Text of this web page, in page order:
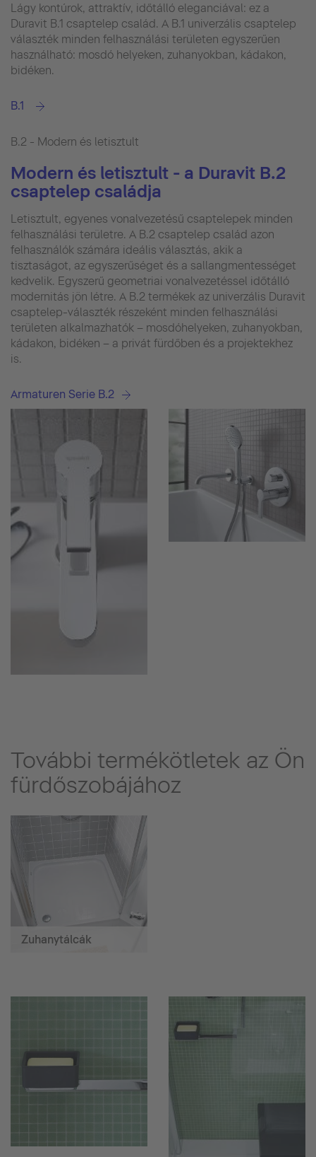
Lágy kontúrok, attraktív, időtálló eleganciával: ez a
Duravit B.1 csaptelep család. A B.1 univerzális csaptelep
választék minden felhasználási területen egyszerűen
használható: mosdó helyeken, zuhanyokban, kádakon,
bidéken.
B.1
B.2 - Modern és letisztult
Modern és letisztult - a Duravit B.2
csaptelep családja
Letisztult, egyenes vonalvezetésű csaptelepek minden
felhasználási területre. A B.2 csaptelep család azon
felhasználók számára ideális választás, akik a
tisztaságot, az egyszerűséget és a sallangmentességet
kedvelik. Egyszerű geometriai vonalvezetéssel időtálló
modernitás jön létre. A B.2 termékek az univerzális Duravit
csaptelep-választék részeként minden felhasználási
területen alkalmazhatók – mosdóhelyeken, zuhanyokban,
kádakon, bidéken – a privát fürdőben és a projektekhez
is.
Armaturen Serie B.2
További termékötletek az Ön
fürdőszobájához
Zuhanytálcák